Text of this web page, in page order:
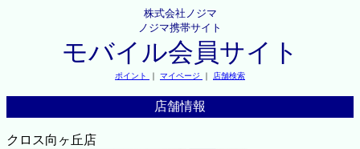
株式会社ノジマ
ノジマ携帯サイト
モバイル会員サイト
ポイント ｜ マイページ ｜ 店舗検索
店舗情報
クロス向ヶ丘店